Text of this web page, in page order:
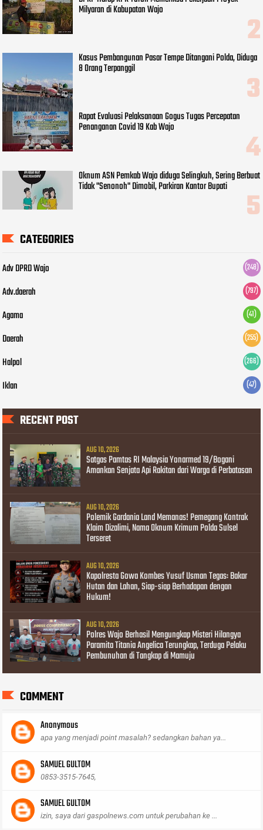
Milyaran di Kabupatan Wajo
Kasus Pembangunan Pasar Tempe Ditangani Polda, Diduga
8 Orang Terpanggil
Rapat Evaluasi Pelaksanaan Gogus Tugas Percepatan
Penanganan Covid 19 Kab Wajo
Oknum ASN Pemkab Wajo diduga Selingkuh, Sering Berbuat
Tidak "Senonoh" Dimobil, Parkiran Kantor Bupati
CATEGORIES
Adv DPRD Wajo (248)
Adv.daerah (797)
Agama (41)
Daerah (255)
Halpol (266)
Iklan (47)
RECENT POST
AUG 10, 2026
Satgas Pamtas RI Malaysia Yonarmed 19/Bogani
Amankan Senjata Api Rakitan dari Warga di Perbatasan
AUG 10, 2026
Polemik Gardania Land Memanas! Pemegang Kontrak
Klaim Dizalimi, Nama Oknum Krimum Polda Sulsel
Terseret
AUG 10, 2026
Kapolresta Gowa Kombes Yusuf Usman Tegas: Bakar
Hutan dan Lahan, Siap-siap Berhadapan dengan
Hukum!
AUG 10, 2026
Polres Wajo Berhasil Mengungkap Misteri Hilangya
Paramita Titania Angelica Terungkap, Terduga Pelaku
Pembunuhan di Tangkap di Mamuju
COMMENT
Anonymous
apa yang menjadi point masalah? sedangkan bahan ya...
SAMUEL GULTOM
0853-3515-7645,
SAMUEL GULTOM
izin, saya dari gaspolnews.com untuk perubahan ke ...